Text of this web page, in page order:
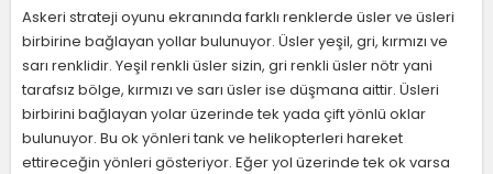
Askeri strateji oyunu ekranında farklı renklerde üsler ve üsleri
birbirine bağlayan yollar bulunuyor. Üsler yeşil, gri, kırmızı ve
sarı renklidir. Yeşil renkli üsler sizin, gri renkli üsler nötr yani
tarafsız bölge, kırmızı ve sarı üsler ise düşmana aittir. Üsleri
birbirini bağlayan yolar üzerinde tek yada çift yönlü oklar
bulunuyor. Bu ok yönleri tank ve helikopterleri hareket
ettireceğin yönleri gösteriyor. Eğer yol üzerinde tek ok varsa